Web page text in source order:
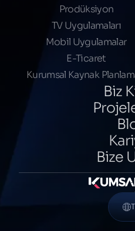
Prodüksiyon
TV Uygulamaları
Mobil Uygulamalar
E-Ticaret
Kurumsal Kaynak
Biz
Bize